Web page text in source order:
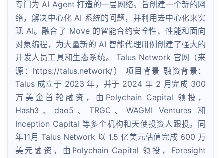
专门为 AI Agent 打造的一层网络。旨创建一个新的网
络，解决中心化 AI 系统的问题，并利用去中心化来实
现 AI。融合了 Move 的智能合约安全性、性能和面向
对象编程，为大量新的 AI 智能代理用例创建了强大的
开发人员工具和生态系统。 Talus Network 官网（来
源：https://talus.network/） 项目背景 融资背景：
Talus 成立于 2023 年，并于 2024 年 2 月完成 300
万美金首轮融资，由Polychain Capital 领投，
Hash3、dao5、TRGC、WAGMI Ventures 和
Inception Capital 等多个机构和天使投资人跟投。同
年11月 Talus Network 以 1.5 亿美元估值完成 600 万
美元融资，由Polychain Capital 领投，Foresight